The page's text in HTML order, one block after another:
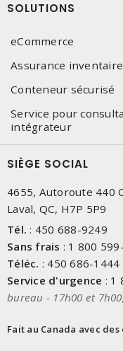
SOLUTIONS
eCommerce
Assurance inventaire
Conteneur sécurisé
Service pour
intégrateur
SIÈGE SOCIAL
4655, Autoroute 440
Laval, QC, H7P 5P9
Tél. : 450 688-9249
Sans frais : 1 800
Téléc. : 450 686-1444
Service d'urgence : 1
bureau - 17h00 et
Fait au Canada avec